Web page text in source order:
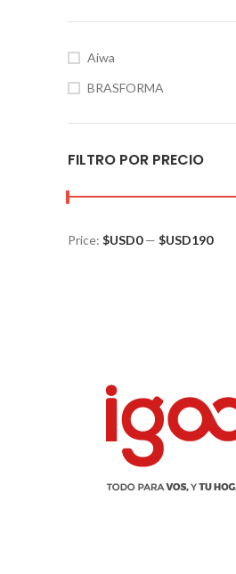
Aiwa
BRASFORMA
FILTRO POR PRECIO
Price: $USD0— $USD190